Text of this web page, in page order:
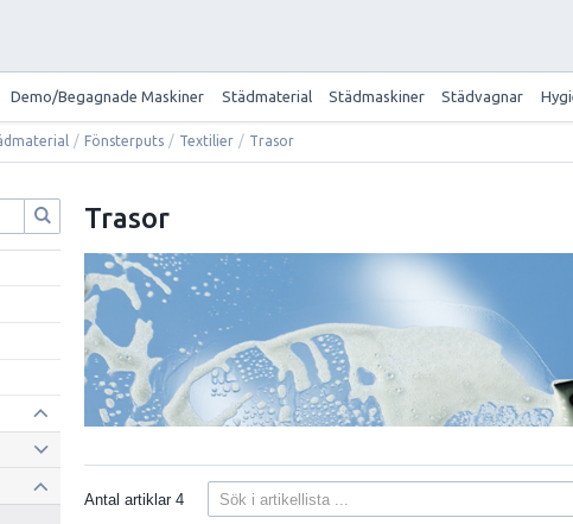
Demo/Begagnade Maskiner Städmaterial Städmaskiner Städvagnar
/ Fönsterputs / Textilier / Trasor
Trasor
Antal artiklar4